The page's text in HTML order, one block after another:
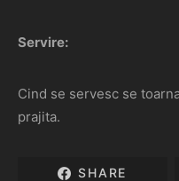
Servire:
Cind se servesc se
prajita.
SHARE